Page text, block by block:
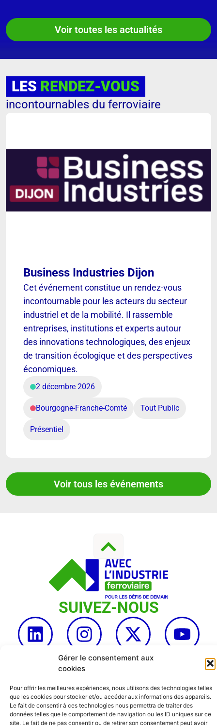
Gérer le consentement aux
cookies
Pour offrir les meilleures expériences, nous utilisons des technologies telles
que les cookies pour stocker et/ou accéder aux informations des appareils.
Le fait de consentir à ces technologies nous permettra de traiter des
données telles que le comportement de navigation ou les ID uniques sur ce
site. Le fait de ne pas consentir ou de retirer son consentement peut avoir
Voir toutes les actualités
LES RENDEZ-VOUS
incontournables du ferroviaire
Business Industries Dijon
Cet événement constitue un rendez-vous
incontournable pour les acteurs du secteur
industriel et de la mobilité. Il rassemble
entreprises, institutions et experts autour
des innovations technologiques, des enjeux
de transition écologique et des perspectives
économiques.
2 décembre 2026
Bourgogne-Franche-Comté Tout Public
Présentiel
Voir tous les événements
SUIVEZ-NOUS
Mentions Légales|Politique De Confidentialité
Et Vie Privée